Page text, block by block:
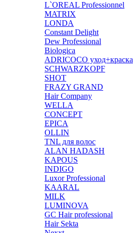
L`OREAL Professionnel
MATRIX
LONDA
Constant Delight
Dew Professional
Biologica
ADRICOCO уход+краска
SCHWARZKOPF
SHOT
FRAZY GRAND
Hair Company
WELLA
CONCEPT
EPICA
OLLIN
TNL для волос
ALAN HADASH
KAPOUS
INDIGO
Luxor Professional
KAARAL
MILK
LUMINOVA
GC Hair professional
Hair Sekta